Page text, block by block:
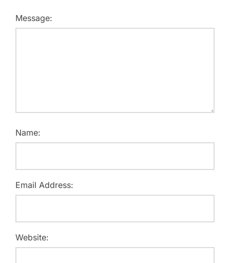
Message:
Name:
Email Address:
Website: